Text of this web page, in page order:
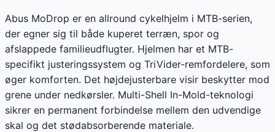
Abus MoDrop er en allround cykelhjelm i MTB-serien,
der egner sig til både kuperet terræn, spor og
afslappede familieudflugter. Hjelmen har et MTB-
specifikt justeringssystem og TriVider-remfordelere, som
øger komforten. Det højdejusterbare visir beskytter mod
grene under nedkørsler. Multi-Shell In-Mold-teknologi
sikrer en permanent forbindelse mellem den udvendige
skal og det stødabsorberende materiale.